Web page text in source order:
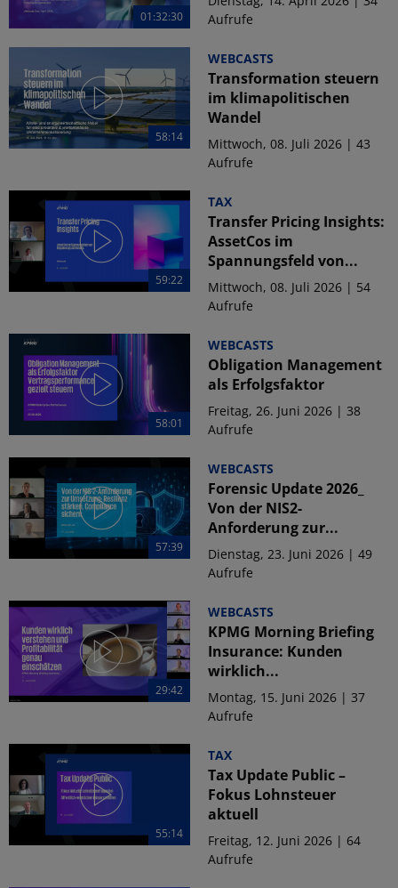
01:32:30
Aufrufe
58:14
WEBCASTS
Transformation steuern
im klimapolitischen
Wandel
Mittwoch, 08. Juli 2026 | 43
Aufrufe
59:22
TAX
Transfer Pricing Insights:
AssetCos im
Spannungsfeld von...
Mittwoch, 08. Juli 2026 | 54
Aufrufe
58:01
WEBCASTS
Obligation Management
als Erfolgsfaktor
Freitag, 26. Juni 2026 | 38
Aufrufe
57:39
WEBCASTS
Forensic Update 2026_
Von der NIS2-
Anforderung zur...
Dienstag, 23. Juni 2026 | 49
Aufrufe
29:42
WEBCASTS
KPMG Morning Briefing
Insurance: Kunden
wirklich...
Montag, 15. Juni 2026 | 37
Aufrufe
55:14
TAX
Tax Update Public –
Fokus Lohnsteuer
aktuell
Freitag, 12. Juni 2026 | 64
Aufrufe